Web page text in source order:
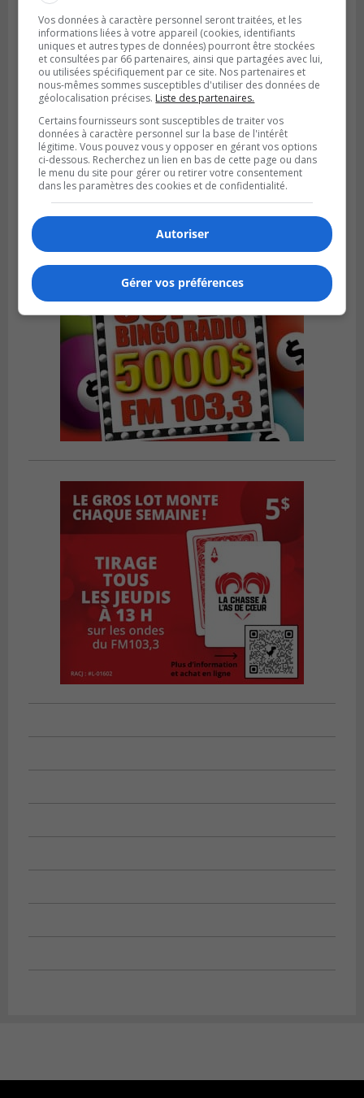
SAINT-HUBERT
Publié le 6 août 2026 à 09h39
Longueuil injecte 1,5 M$ pour moderniser
deux stations de pompage
Vos données à caractère personnel seront traitées, et les
informations liées à votre appareil (cookies, identifiants
uniques et autres types de données) pourront être stockées
et consultées par 66 partenaires, ainsi que partagées avec lui,
ou utilisées spécifiquement par ce site. Nos partenaires et
nous-mêmes sommes susceptibles d'utiliser des données de
géolocalisation précises. Liste des partenaires.
Certains fournisseurs sont susceptibles de traiter vos
données à caractère personnel sur la base de l'intérêt
légitime. Vous pouvez vous y opposer en gérant vos options
ci-dessous. Recherchez un lien en bas de cette page ou dans
le menu du site pour gérer ou retirer votre consentement
dans les paramètres des cookies et de confidentialité.
Autoriser
Gérer vos préférences